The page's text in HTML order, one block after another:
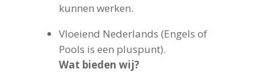
kunnen werken.
Vloeiend Nederlands (Engels of
Pools is een pluspunt).
Wat bieden wij?